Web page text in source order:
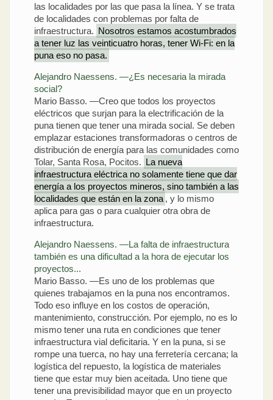
las localidades por las que pasa la línea. Y se trata
de localidades con problemas por falta de
infraestructura. Nosotros estamos acostumbrados
a tener luz las veinticuatro horas, tener Wi-Fi: en la
puna eso no pasa.
Alejandro Naessens. —¿Es necesaria la mirada
social?
Mario Basso. —Creo que todos los proyectos
eléctricos que surjan para la electrificación de la
puna tienen que tener una mirada social. Se deben
emplazar estaciones transformadoras o centros de
distribución de energía para las comunidades como
Tolar, Santa Rosa, Pocitos. La nueva
infraestructura eléctrica no solamente tiene que dar
energía a los proyectos mineros, sino también a las
localidades que están en la zona , y lo mismo
aplica para gas o para cualquier otra obra de
infraestructura.
Alejandro Naessens. —La falta de infraestructura
también es una dificultad a la hora de ejecutar los
proyectos...
Mario Basso. —Es uno de los problemas que
quienes trabajamos en la puna nos encontramos.
Todo eso influye en los costos de operación,
mantenimiento, construcción. Por ejemplo, no es lo
mismo tener una ruta en condiciones que tener
infraestructura vial deficitaria. Y en la puna, si se
rompe una tuerca, no hay una ferretería cercana; la
logística del repuesto, la logística de materiales
tiene que estar muy bien aceitada. Uno tiene que
tener una previsibilidad mayor que en un proyecto